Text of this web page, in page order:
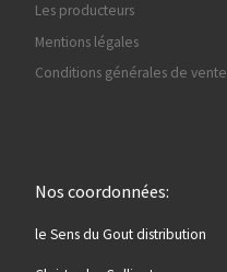
Les producteurs
Mentions légales
Conditions générales de vente
Nos coordonnées:
le Sens du Gout distribution